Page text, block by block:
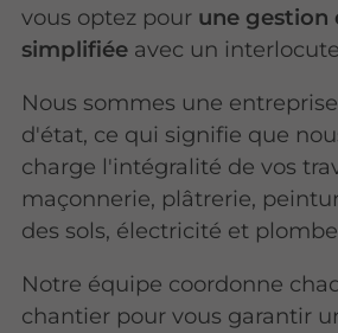
vous optez pour une gestion
simplifiée avec un
Nous sommes une
d'état, ce qui signifie que
charge l'intégralité de vos
maçonnerie, plâtrerie,
des sols, électricité et
Notre équipe coordonne
chantier pour vous garantir